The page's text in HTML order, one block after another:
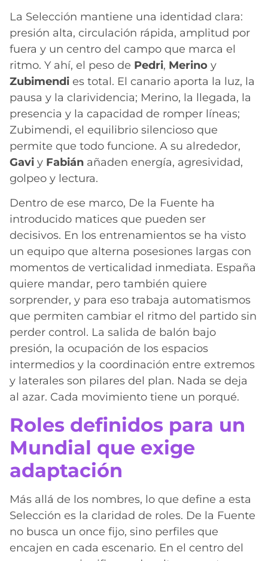
La Selección mantiene una identidad clara:
presión alta, circulación rápida, amplitud por
fuera y un centro del campo que marca el
ritmo. Y ahí, el peso de Pedri, Merino y
Zubimendi es total. El canario aporta la luz, la
pausa y la clarividencia; Merino, la llegada, la
presencia y la capacidad de romper líneas;
Zubimendi, el equilibrio silencioso que
permite que todo funcione. A su alrededor,
Gavi y Fabián añaden energía, agresividad,
golpeo y lectura.
Dentro de ese marco, De la Fuente ha
introducido matices que pueden ser
decisivos. En los entrenamientos se ha visto
un equipo que alterna posesiones largas con
momentos de verticalidad inmediata. España
quiere mandar, pero también quiere
sorprender, y para eso trabaja automatismos
que permiten cambiar el ritmo del partido sin
perder control. La salida de balón bajo
presión, la ocupación de los espacios
intermedios y la coordinación entre extremos
y laterales son pilares del plan. Nada se deja
al azar. Cada movimiento tiene un porqué.
Roles definidos para un
Mundial que exige
adaptación
Más allá de los nombres, lo que define a esta
Selección es la claridad de roles. De la Fuente
no busca un once fijo, sino perfiles que
encajen en cada escenario. En el centro del